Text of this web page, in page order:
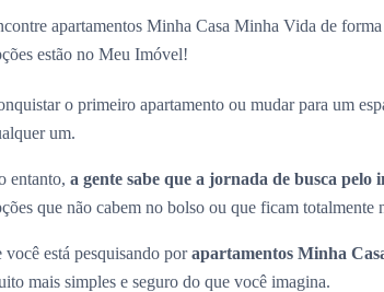
apartamentos Minha Casa Minha Vida de
estão no Meu Imóvel!
o primeiro apartamento ou mudar para um
um.
entanto, a gente sabe que a jornada de busca
que não cabem no bolso ou que ficam totalmente
você está pesquisando porapartamentos Minha
mais simples e seguro do que você imagina.